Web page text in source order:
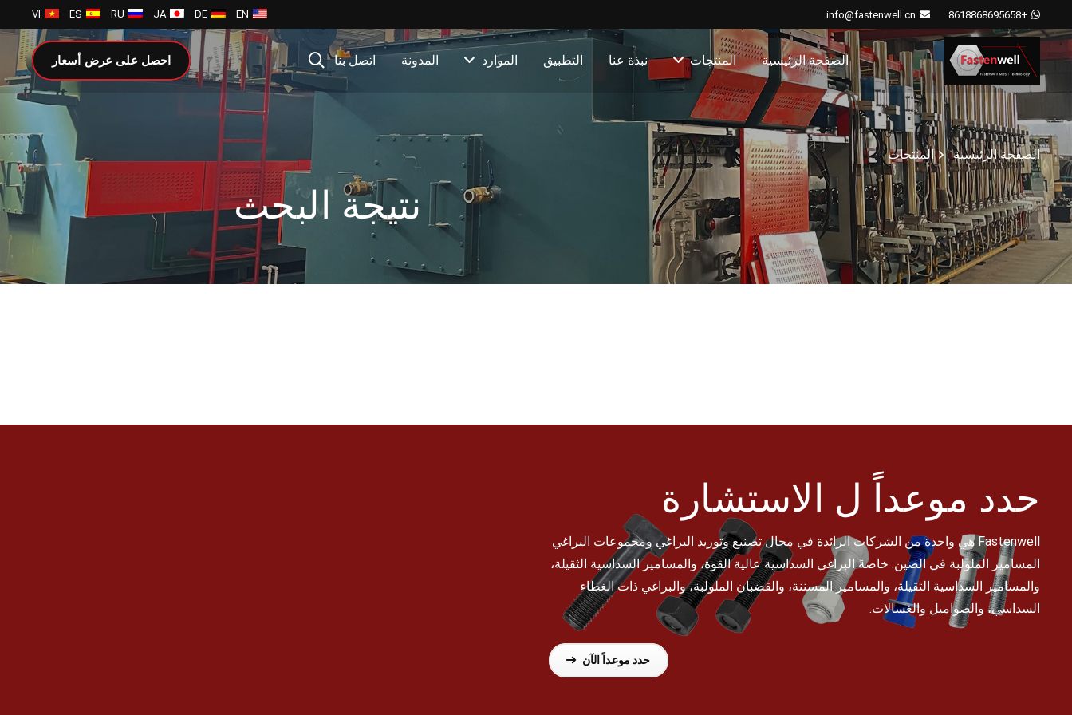
+8618868695658
info@fastenwell.cn
EN
DE
JA
RU
ES
VI
الصفحة الرئيسية المنتجات نبذة عنا التطبيق الموارد المدونة اتصل بنا احصل على عرض أسعار
الصفحة الرئيسية المنتجات
نتيجة البحث
حدد موعداً ل الاستشارة
Fastenwell هي واحدة من الشركات الرائدة في مجال تصنيع وتوريد البراغي ومجموعات البراغي
المسامير الملولبة في الصين. خاصةً البراغي السداسية عالية القوة، والمسامير السداسية الثقيلة،
والمسامير السداسية الثقيلة، والمسامير المسننة، والقضبان الملولبة، والبراغي ذات الغطاء
السداسي، والصواميل والغسالات.
حدد موعداً الآن